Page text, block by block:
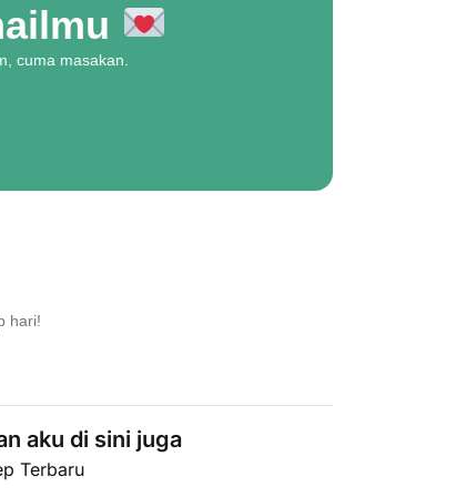
cuma masakan.
hari!
aku di sini juga
Terbaru